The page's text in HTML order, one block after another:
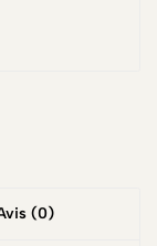
(0)